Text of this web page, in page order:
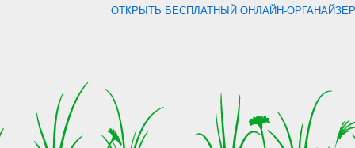
ОТКРЫТЬ БЕСПЛАТНЫЙ ОНЛАЙН-